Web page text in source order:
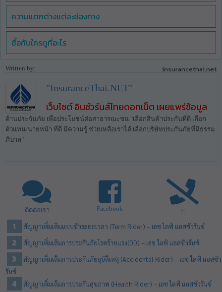
ความแตกต่างแต่ละช่องทาง
ซื้อกับใครดูที่อะไร
Written by: insurancethai.net
"InsuranceThai.NET"
เว็บไซต์ อินชัวรันส์ไทยดอทเน็ต เผยแพร่ข้อมูล
ด้านประกันภัย เพื่อประโยชน์ต่อสาธารณะชน "เลือกสินค้าประกันที่ดี เลือก
ตัวแทน/นายหน้า ที่ดี มีความรู้ ช่วยเหลือเราได้ เลือกบริษัทประกันภัยที่มีธรรม
ภิบาล"
ติดต่อเรา Facebook
สัญญาเพิ่มเติมแบบชั่วระยะเวลา (Term Rider) – เอซ ไลฟ์ แอสชัวรันซ์
สัญญาเพิ่มเติมการประกันภัยโรคร้ายแรง(DD) – เอซ ไลฟ์ แอสชัวรันซ์
สัญญาเพิ่มเติมการประกันภัยอุบัติเหตุ (Accidental Rider) – เอซ ไลฟ์ แอสชัว
รันซ์
สัญญาเพิ่มเติมการประกันสุขภาพ (Health Rider) – เอซ ไลฟ์ แอสชัวรันซ์